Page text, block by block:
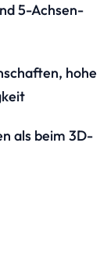
5-Achsen-
hohe
als beim 3D-